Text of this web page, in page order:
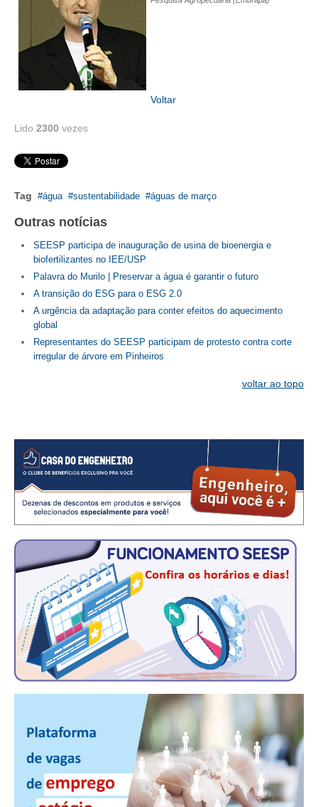
CONTATO
ENGENHEIRO EMPREENDEDOR
APOSENTADORIA
PLANO DE SAÚDE
SEESPPREV
CONSÓRCIOS
CAMPANHAS SALARIAIS
CONTEÚDO ESPECIAL
JORNAL DO ENGENHEIRO
AGENDA
SEESP NOTÍCIAS
NOTÍCIAS NO WHATSAPP
FOTOS
PUBLICAÇÕES
PUBLICIDADE
RELEASES
CONTATO
CADASTRO
Voltar
Lido 2300 vezes
Tag água sustentabilidade águas de março
Outras notícias
SEESP participa de inauguração de usina de bioenergia e
biofertilizantes no IEE/USP
Palavra do Murilo | Preservar a água é garantir o futuro
A transição do ESG para o ESG 2.0
A urgência da adaptação para conter efeitos do aquecimento
global
Representantes do SEESP participam de protesto contra corte
irregular de árvore em Pinheiros
voltar ao topo